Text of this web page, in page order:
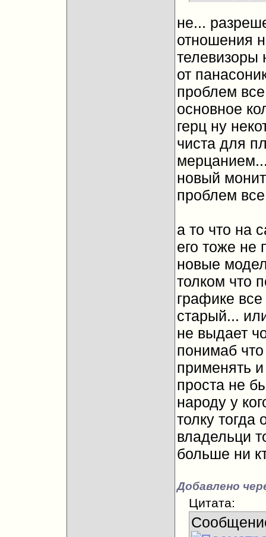
не...
отношения
телевизоры
от
проблем
основное
герц ну
чиста для
новый
проблем все
а то что на
его тоже не
новые
толком что
графике
старый...
не выдает
понимаб
применять
проста не
народу у
толку тогда
владельци
больше ни
Добавлено
Цитата: